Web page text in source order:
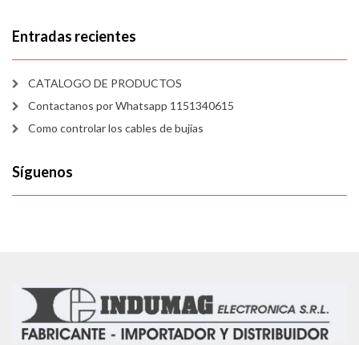
Entradas recientes
CATALOGO DE PRODUCTOS
Contactanos por Whatsapp 1151340615
Como controlar los cables de bujías
Síguenos